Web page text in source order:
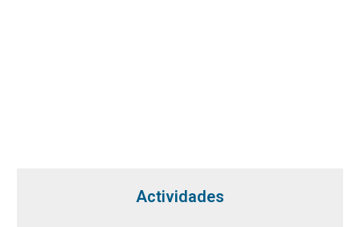
Actividades